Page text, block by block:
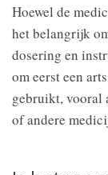
Hoewel de
het belangrijk
dosering en
om eerst een
gebruikt, vooral
of andere